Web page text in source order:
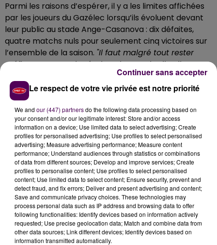
Parmi les raisons d’espérer, il y a les limites affichées
par les joueurs du Gazélec lorsqu’ils évoluent devant
leur public au stade Ange-Casanova : dix défaites,
quatre matchs nuls pour seulement cinq victoires sur
l’ensemble de la saison. "Il faut malgré tout rester
méfiant car avec le résultat du match aller, ils ne
seront pas obligés de prendre des risques. Ils
peuvent très bien passer à cinq derrière et faire un
match comme à l’extérieur"
Richard Déziré.
Pas de scénario idéal
Comme mardi dernier, les Manceaux tenteront de
débuter fort en mettant la pression sur les Corses. Un
but inscrit rapidement pourrait semer le doute dans la
tête des"gaziers"mais pour Stéphen Vincent, il
n’existe pas de scénario idéal :"0-0 à la 70e et des
joueurs frais qui rentrent pour marquer les deux buts
vainqueurs, ça me va très bien. On doit prendre des
risques tout en conservant un certain équilibre"
confie le capitaine avant ce duel décisif.
Le respect de votre vie privée est notre priorité
We and our (447) partnersdo the following data processing based on
your consent and/or our legitimate interest: Store and/or access
information on a device; Use limited data to select advertising; Create
profiles for personalised advertising; Use profiles to select personalised
advertising; Measure advertising performance; Measure content
performance; Understand audiences through statistics or combinations
of data from different sources; Develop and improve services; Create
profiles to personalise content; Use profiles to select personalised
content; Use limited data to select content; Ensure security, prevent and
detect fraud, and fix errors; Deliver and present advertising and content;
Save and communicate privacy choices. These technologies may
process personal data such as IP address and browsing data to offer
following functionalities: Identify devices based on information actively
requested; Use precise geolocation data; Match and combine data from
other data sources; Link different devices; Identify devices based on
information transmitted automatically.
Continuer sans accepter